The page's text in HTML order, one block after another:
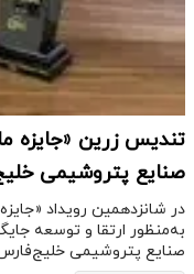
تندیس زرین «جایزه
صنایع پتروشیمی
در شانزدهمین رویداد
به‌منظور ارتقا و توسعه
صنایع پتروشیمی